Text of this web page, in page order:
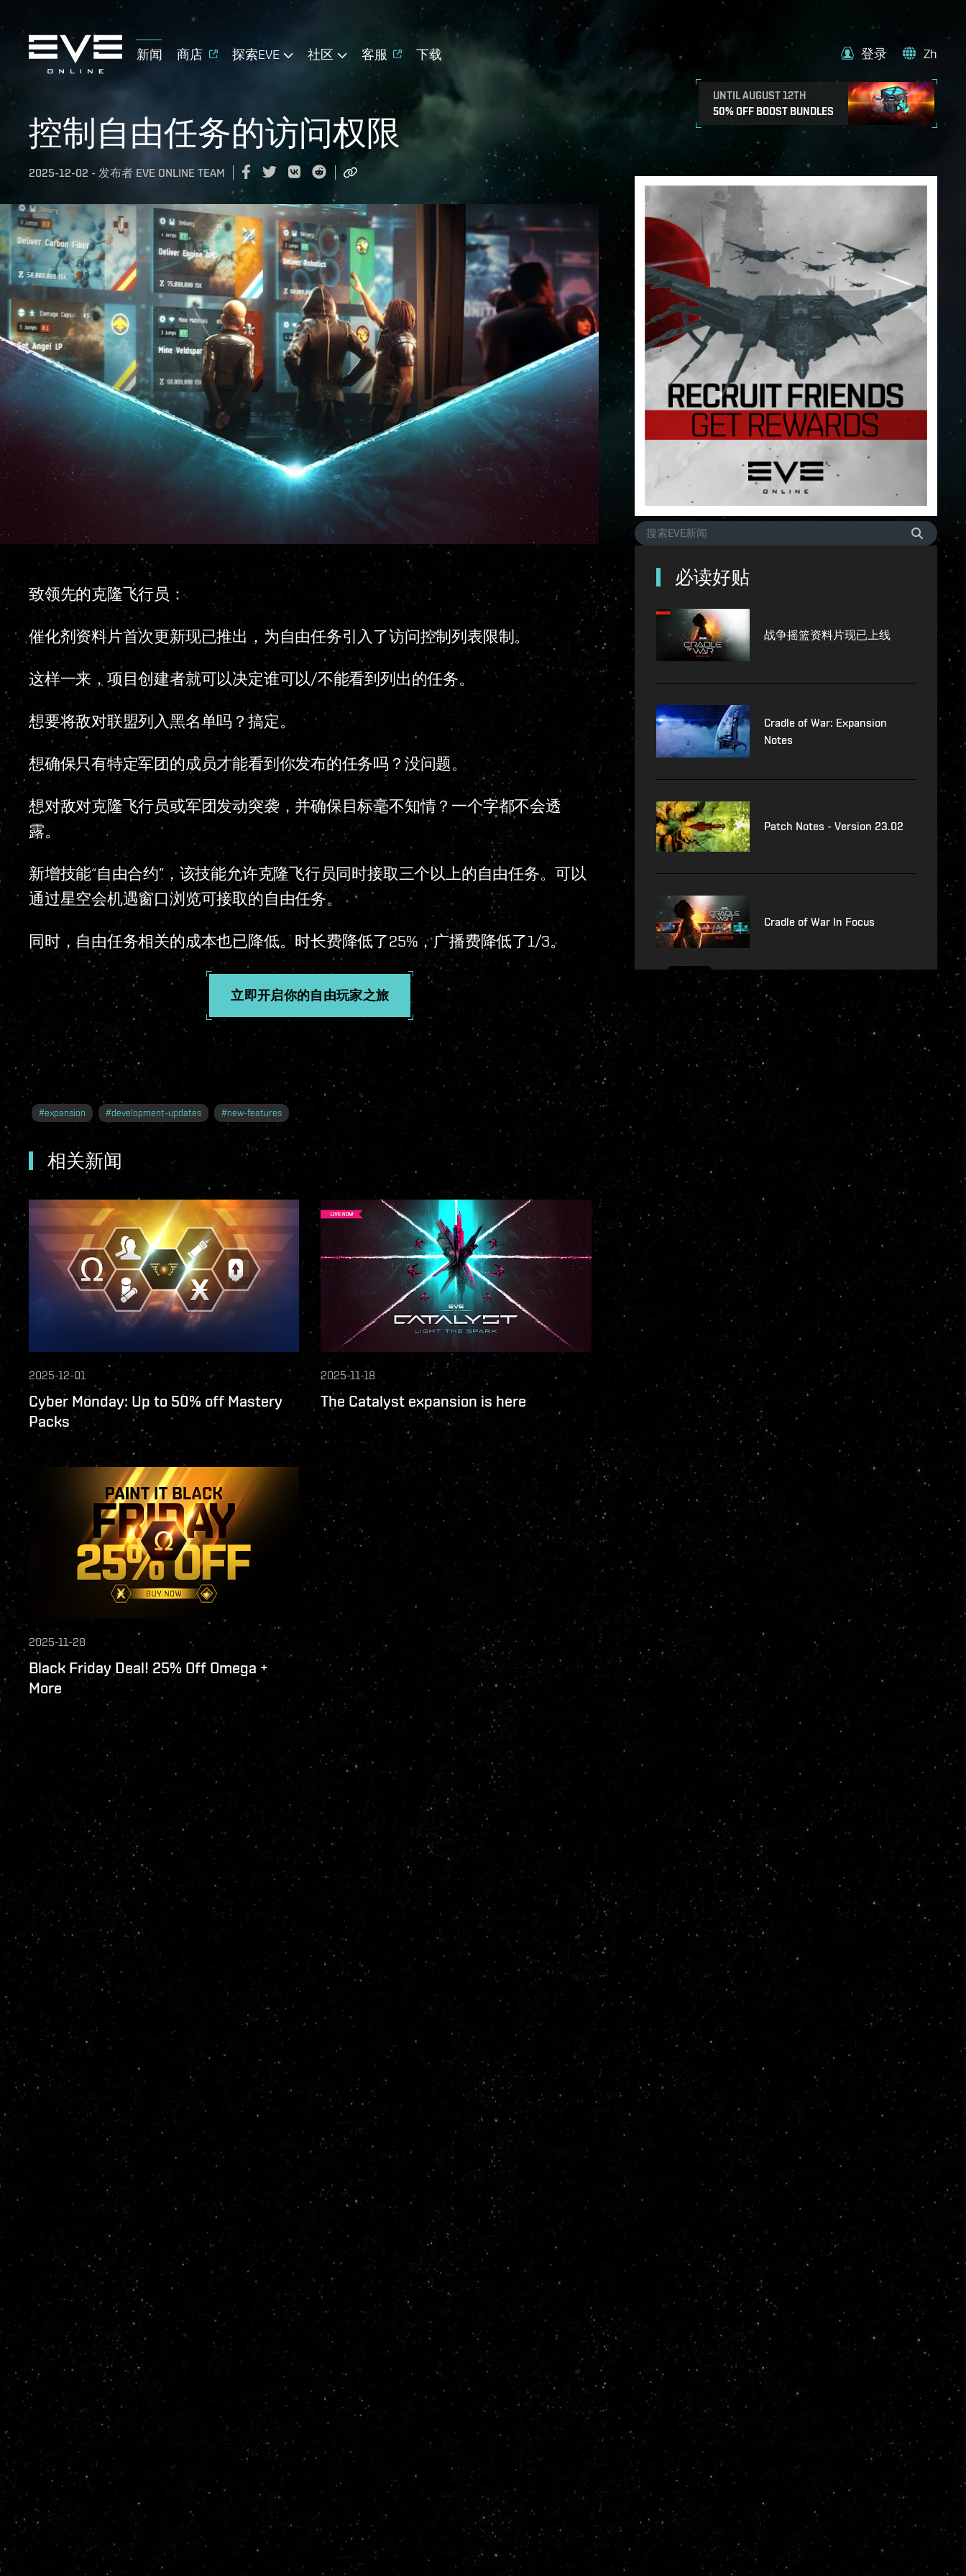
新闻 商店 探索EVE 社区 客服 下载
UNTIL AUGUST 12TH
50% OFF BOOST BUNDLES
登录 Zh
控制自由任务的访问权限
2025-12-02 - 发布者 EVE ONLINE TEAM
致领先的克隆飞行员：
催化剂资料片首次更新现已推出，为自由任务引入了访问控制列表限制。
这样一来，项目创建者就可以决定谁可以/不能看到列出的任务。
想要将敌对联盟列入黑名单吗？搞定。
想确保只有特定军团的成员才能看到你发布的任务吗？没问题。
想对敌对克隆飞行员或军团发动突袭，并确保目标毫不知情？一个字都不会透
露。
新增技能“自由合约”，该技能允许克隆飞行员同时接取三个以上的自由任务。可以
通过星空会机遇窗口浏览可接取的自由任务。
同时，自由任务相关的成本也已降低。时长费降低了25%，广播费降低了1/3。
立即开启你的自由玩家之旅
#expansion #development-updates #new-features
相关新闻
2025-12-01
Cyber Monday: Up to 50% off Mastery
Packs
2025-11-18
The Catalyst expansion is here
2025-11-28
Black Friday Deal! 25% Off Omega +
More
必读好贴
战争摇篮资料片现已上线
Cradle of War: Expansion
Notes
Patch Notes - Version 23.02
Cradle of War In Focus